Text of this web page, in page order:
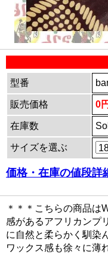
型番
販売価格 0
在庫数
サイズを選ぶ
価格・在庫の値段詳
＊＊＊こちらの商品は
感があるアフリカンプ
に自然と柔らかく馴染
ワックス感も徐々に薄